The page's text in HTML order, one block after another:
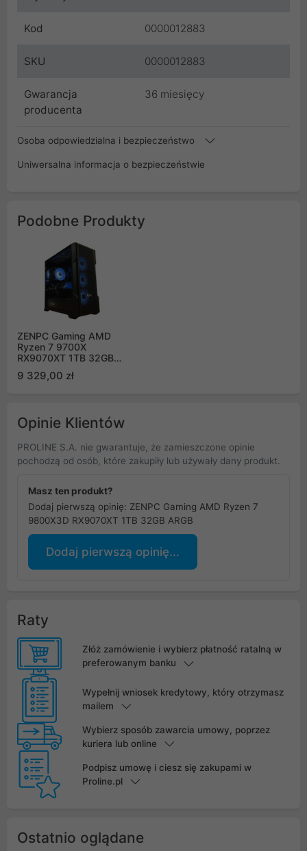
Kod 0000012883
SKU 0000012883
Gwarancja
producenta
36 miesięcy
Osoba odpowiedzialna i bezpieczeństwo
Uniwersalna informacja o bezpieczeństwie
Podobne Produkty
ZENPC Gaming AMD
Ryzen 7 9700X
RX9070XT 1TB 32GB
9 329,00 zł
Opinie Klientów
PROLINE S.A. nie gwarantuje, że zamieszczone opinie
pochodzą od osób, które zakupiły lub używały dany produkt.
Masz ten produkt?
Dodaj pierwszą opinię: ZENPC Gaming AMD Ryzen 7
9800X3D RX9070XT 1TB 32GB ARGB
Dodaj pierwszą opinię...
Raty
Złóż zamówienie i wybierz płatność ratalną w
preferowanym banku
Wypełnij wniosek kredytowy, który otrzymasz
mailem
Wybierz sposób zawarcia umowy, poprzez
kuriera lub online
Podpisz umowę i ciesz się zakupami w
Proline.pl
Ostatnio oglądane